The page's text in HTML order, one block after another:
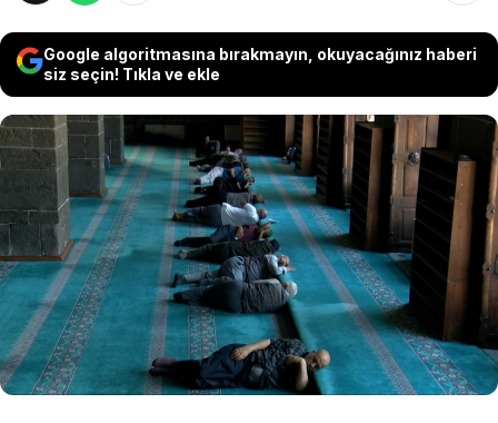
Google algoritmasına bırakmayın, okuyacağınız haberi
siz seçin! Tıkla ve ekle
Diyarbakır'da etkili olan aşırı sıcak hava
dalgası nedeniyle termometreler 40
dereceyi gösterdi. Sıcaktan bunalan kent
sakinleri, serinlemek amacıyla klimalı
camileri tercih etti.